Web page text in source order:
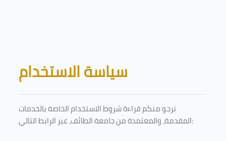
Blocks
سياسة الاستخدام
نرجو منكم قراءة شروط الاستخدام الخاصة بالخدمات
المقدمة، والمعتمدة من جامعة الطائف، عبر الرابط التالي: